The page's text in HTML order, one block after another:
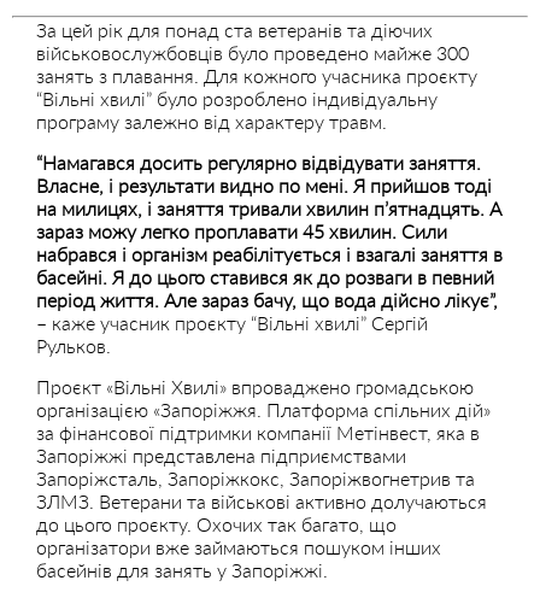
За цей рік для понад ста ветеранів та діючих
військовослужбовців було проведено майже 300
занять з плавання. Для кожного учасника проєкту
“Вільні хвилі” було розроблено індивідуальну
програму залежно від характеру травм.
“Намагався досить регулярно відвідувати заняття.
Власне, і результати видно по мені. Я прийшов тоді
на милицях, і заняття тривали хвилин п’ятнадцять. А
зараз можу легко проплавати 45 хвилин. Сили
набрався і організм реабілітується і взагалі заняття в
басейні. Я до цього ставився як до розваги в певний
період життя. Але зараз бачу, що вода дійсно лікує”,
– каже учасник проєкту “Вільні хвилі” Сергій
Рульков.
Проєкт «Вільні Хвилі» впроваджено громадською
організацією «Запоріжжя. Платформа спільних дій»
за фінансової підтримки компанії Метінвест, яка в
Запоріжжі представлена підприємствами
Запоріжсталь, Запоріжкокс, Запоріжвогнетрив та
ЗЛМЗ. Ветерани та військові активно долучаються
до цього проєкту. Охочих так багато, що
організатори вже займаються пошуком інших
басейнів для занять у Запоріжжі.